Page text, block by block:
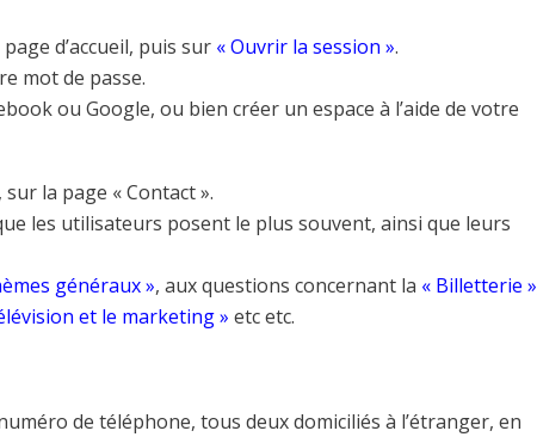
d’accueil, puis sur « Ouvrir la session ».
mot de passe.
ou Google, ou bien créer un espace à l’aide de votre
, sur la page « Contact ».
les utilisateurs posent le plus souvent, ainsi que leurs
généraux », aux questions concernant la « Billetterie »
et le marketing » etc etc.
de téléphone, tous deux domiciliés à l’étranger, en